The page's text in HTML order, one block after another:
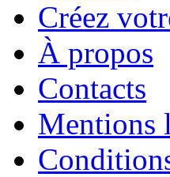
Créez
À propos
Contacts
Mentions